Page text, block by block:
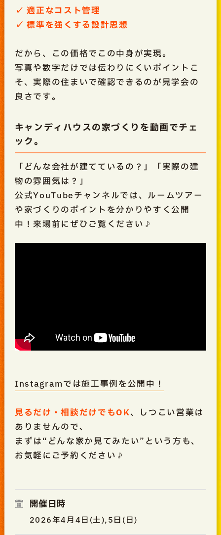
✓ 適正なコスト管理
✓ 標準を強くする設計思想
だから、この価格でこの中身が実現。
写真や数字だけでは伝わりにくいポイントこ
そ、実際の住まいで確認できるのが見学会の
良さです。
キャンディハウスの家づくりを動画でチェ
ック。
「どんな会社が建てているの？」「実際の建
物の雰囲気は？」
公式YouTubeチャンネルでは、ルームツアー
や家づくりのポイントを分かりやすく公開
中！来場前にぜひご覧ください♪
Instagramでは施工事例を公開中！
見るだけ・相談だけでもOK、しつこい営業は
ありませんので、
まずは“どんな家か見てみたい”という方も、
お気軽にご予約ください♪
開催日時
2026年4月4日(土),5日(日)